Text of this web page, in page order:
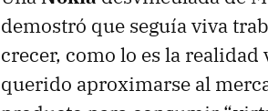
demostró que seguía viva
crecer, como lo es la
querido aproximarse al